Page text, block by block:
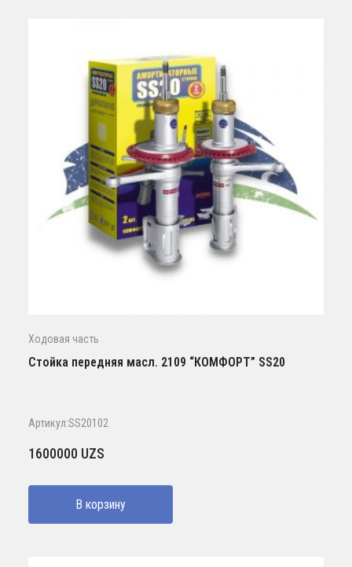
Ходовая часть
Стойка передняя масл. 2109 “КОМФОРТ” SS20
Артикул:SS20102
1600000 UZS
В корзину